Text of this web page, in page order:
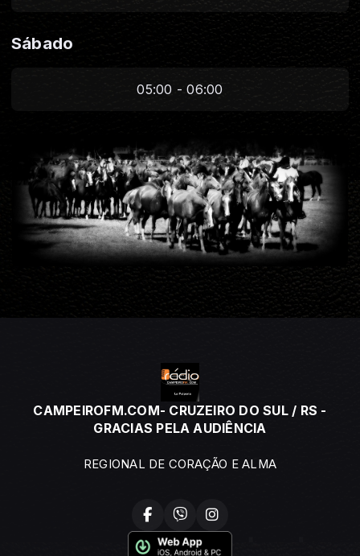
Sábado
05:00 - 06:00
CAMPEIROFM.COM- CRUZEIRO DO SUL / RS -
GRACIAS PELA AUDIÊNCIA
REGIONAL DE CORAÇÃO E ALMA